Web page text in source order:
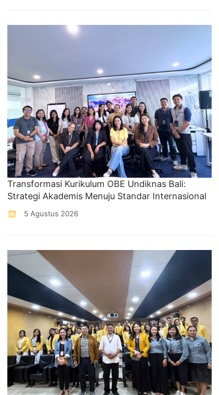
Transformasi Kurikulum OBE Undiknas Bali:
Strategi Akademis Menuju Standar Internasional
5 Agustus 2026